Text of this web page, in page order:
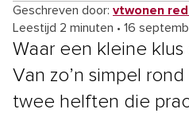
Geschreven door: vtwonen
Leestijd 2 minuten • 16
Waar een kleine
Van zo’n simpel
twee helften die